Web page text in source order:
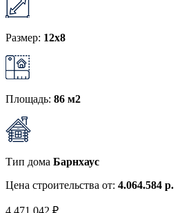
Размер: 12x8
Площадь: 86 м2
Тип дома Барнхаус
Цена строительства от: 4.064.584 р.
4.471.042 ₽